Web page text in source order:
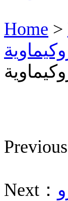
Home >
Previous
Next：